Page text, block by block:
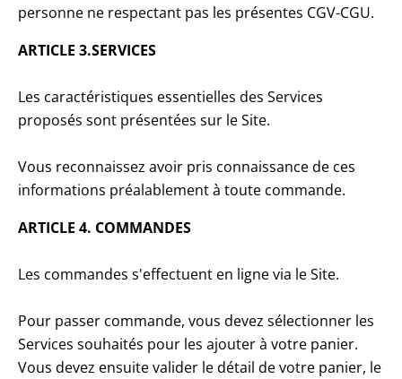
personne ne respectant pas les présentes CGV-CGU.
ARTICLE 3.SERVICES
Les caractéristiques essentielles des Services
proposés sont présentées sur le Site.
Vous reconnaissez avoir pris connaissance de ces
informations préalablement à toute commande.
ARTICLE 4. COMMANDES
Les commandes s'effectuent en ligne via le Site.
Pour passer commande, vous devez sélectionner les
Services souhaités pour les ajouter à votre panier.
Vous devez ensuite valider le détail de votre panier, le